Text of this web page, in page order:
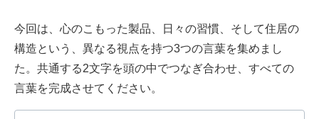
今回は、心のこもった製品、日々の習慣、そして住居の
構造という、異なる視点を持つ3つの言葉を集めまし
た。共通する2文字を頭の中でつなぎ合わせ、すべての
言葉を完成させてください。